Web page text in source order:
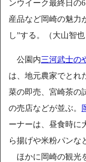
ンウイーク最終日の
産品など岡崎の魅力
し”する。（大山智也
公園内三河武士の
は、地元農家でとれ
菜の即売、宮崎茶の
の売店などが並ぶ。
ーナーは、昼食時に
ら揚げや米粉パンな
ほかに岡崎の観光